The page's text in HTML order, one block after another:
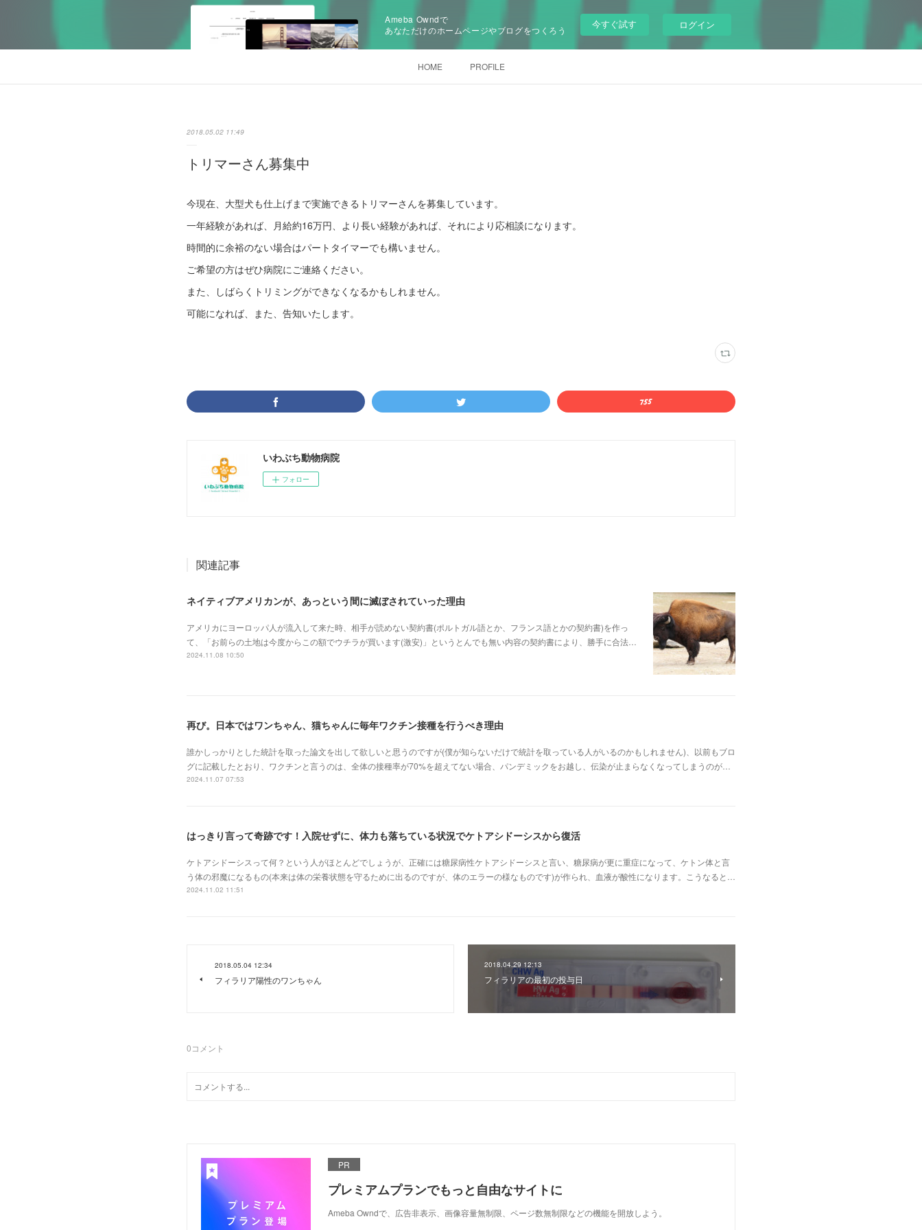
Ameba Owndで
あなただけのホームページやブログをつくろう
今すぐ試す ログイン
HOME PROFILE
2018.05.02 11:49
トリマーさん募集中
今現在、大型犬も仕上げまで実施できるトリマーさんを募集しています。
一年経験があれば、月給約16万円、より長い経験があれば、それにより応相談になります。
時間的に余裕のない場合はパートタイマーでも構いません。
ご希望の方はぜひ病院にご連絡ください。
また、しばらくトリミングができなくなるかもしれません。
可能になれば、また、告知いたします。
いわぶち動物病院
フォロー
関連記事
ネイティブアメリカンが、あっという間に滅ぼされていった理由
アメリカにヨーロッパ人が流入して来た時、相手が読めない契約書(ポルトガル語とか、フランス語とかの契約書)を作っ
て、「お前らの土地は今度からこの額でウチラが買います(激安)」というとんでも無い内容の契約書により、勝手に合法…
2024.11.08 10:50
再び。日本ではワンちゃん、猫ちゃんに毎年ワクチン接種を行うべき理由
誰かしっかりとした統計を取った論文を出して欲しいと思うのですが(僕が知らないだけで統計を取っている人がいるのかもしれません)、以前もブロ
グに記載したとおり、ワクチンと言うのは、全体の接種率が70%を超えてない場合、パンデミックをお越し、伝染が止まらなくなってしまうのが…
2024.11.07 07:53
はっきり言って奇跡です！入院せずに、体力も落ちている状況でケトアシドーシスから復活
ケトアシドーシスって何？という人がほとんどでしょうが、正確には糖尿病性ケトアシドーシスと言い、糖尿病が更に重症になって、ケトン体と言
う体の邪魔になるもの(本来は体の栄養状態を守るために出るのですが、体のエラーの様なものです)が作られ、血液が酸性になります。こうなると…
2024.11.02 11:51
2018.05.04 12:34
フィラリア陽性のワンちゃん
2018.04.29 12:13
フィラリアの最初の投与日
0コメント
PR
プレミアムプランでもっと自由なサイトに
Ameba Owndで、広告非表示、画像容量無制限、ページ数無制限などの機能を開放しよう。